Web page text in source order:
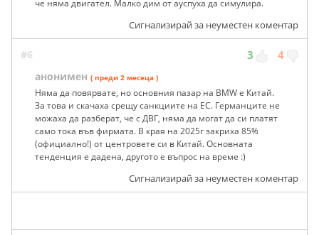
че няма двигател. Малко дим от ауспуха да симулира.
Сигнализирай за неуместен коментар
#6 3 4
анонимен ( преди 2 месеца )
Няма да повярвате, но основния пазар на BMW е Китай.
За това и скачаха срещу санкциите на ЕС. Германците не
можаха да разберат, че с ДВГ, няма да могат да си платят
само тока във фирмата. В края на 2025г закриха 85%
(официално!) от центровете си в Китай. Основната
тенденция е дадена, другото е въпрос на време :)
Сигнализирай за неуместен коментар